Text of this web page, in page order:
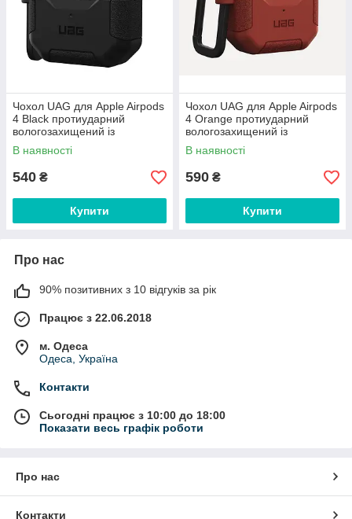
Чохол UAG для Apple Airpods
4 Black протиударний
вологозахищений із
карабіном
В наявності
540 ₴
Купити
Чохол UAG для Apple Airpods
4 Orange протиударний
вологозахищений із
карабіном
В наявності
590 ₴
Купити
Про нас
90% позитивних з 10 відгуків за рік
Працює з 22.06.2018
м. Одеса
Одеса, Україна
Контакти
Сьогодні працює з 10:00 до 18:00
Показати весь графік роботи
Про нас
Контакти